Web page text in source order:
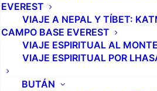
EVEREST
VIAJE A NEPAL Y TÍBET:
CAMPO BASE EVEREST
VIAJE ESPIRITUAL AL
VIAJE ESPIRITUAL POR
BUTÁN